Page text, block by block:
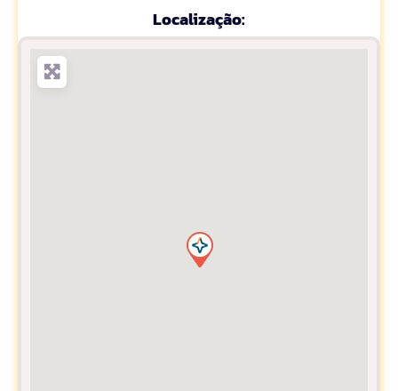
Localização: